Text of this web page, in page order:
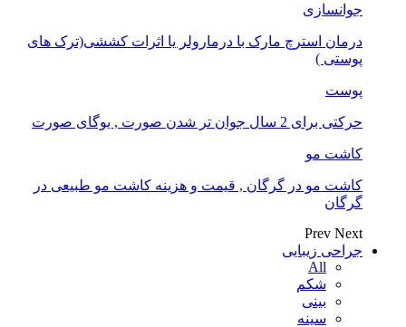
جوانسازی
درمان استرچ مارک با درمارولر یا اثرات کششی(ترک های
پوستی )
پوست
حرکتی برای 2 سال جوان تر شدن صورت , یوگای صورت
کاشت مو
کاشت مو در گرگان , قیمت و هزینه کاشت مو طبیعی در
گرگان
Prev Next
جراحی زیبایی
All
شکم
بینی
سینه